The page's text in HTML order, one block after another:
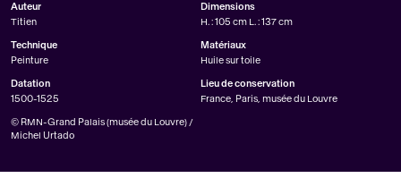
Auteur
Titien
Dimensions
H. : 105 cm L. : 137 cm
Technique
Peinture
Matériaux
Huile sur toile
Datation
1500-1525
Lieu de conservation
France, Paris, musée du Louvre
© RMN-Grand Palais (musée du Louvre) /
Michel Urtado